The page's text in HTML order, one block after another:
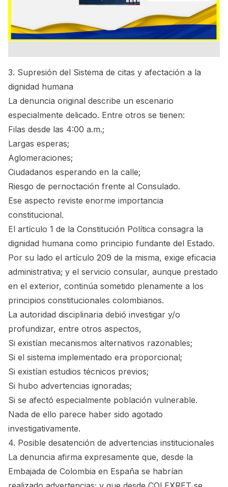
3. Supresión del Sistema de citas y afectación a la
dignidad humana
La denuncia original describe un escenario
especialmente delicado. Entre otros se tienen:
Filas desde las 4:00 a.m.;
Largas esperas;
Aglomeraciones;
Ciudadanos esperando en la calle;
Riesgo de pernoctación frente al Consulado.
Ese aspecto reviste enorme importancia
constitucional.
El artículo 1 de la Constitución Política consagra la
dignidad humana como principio fundante del Estado.
Por su lado el artículo 209 de la misma, exige eficacia
administrativa; y el servicio consular, aunque prestado
en el exterior, continúa sometido plenamente a los
principios constitucionales colombianos.
La autoridad disciplinaria debió investigar y/o
profundizar, entre otros aspectos,
Si existían mecanismos alternativos razonables;
Si el sistema implementado era proporcional;
Si existían estudios técnicos previos;
Si hubo advertencias ignoradas;
Si se afectó especialmente población vulnerable.
Nada de ello parece haber sido agotado
investigativamente.
4. Posible desatención de advertencias institucionales
La denuncia afirma expresamente que, desde la
Embajada de Colombia en España se habrían